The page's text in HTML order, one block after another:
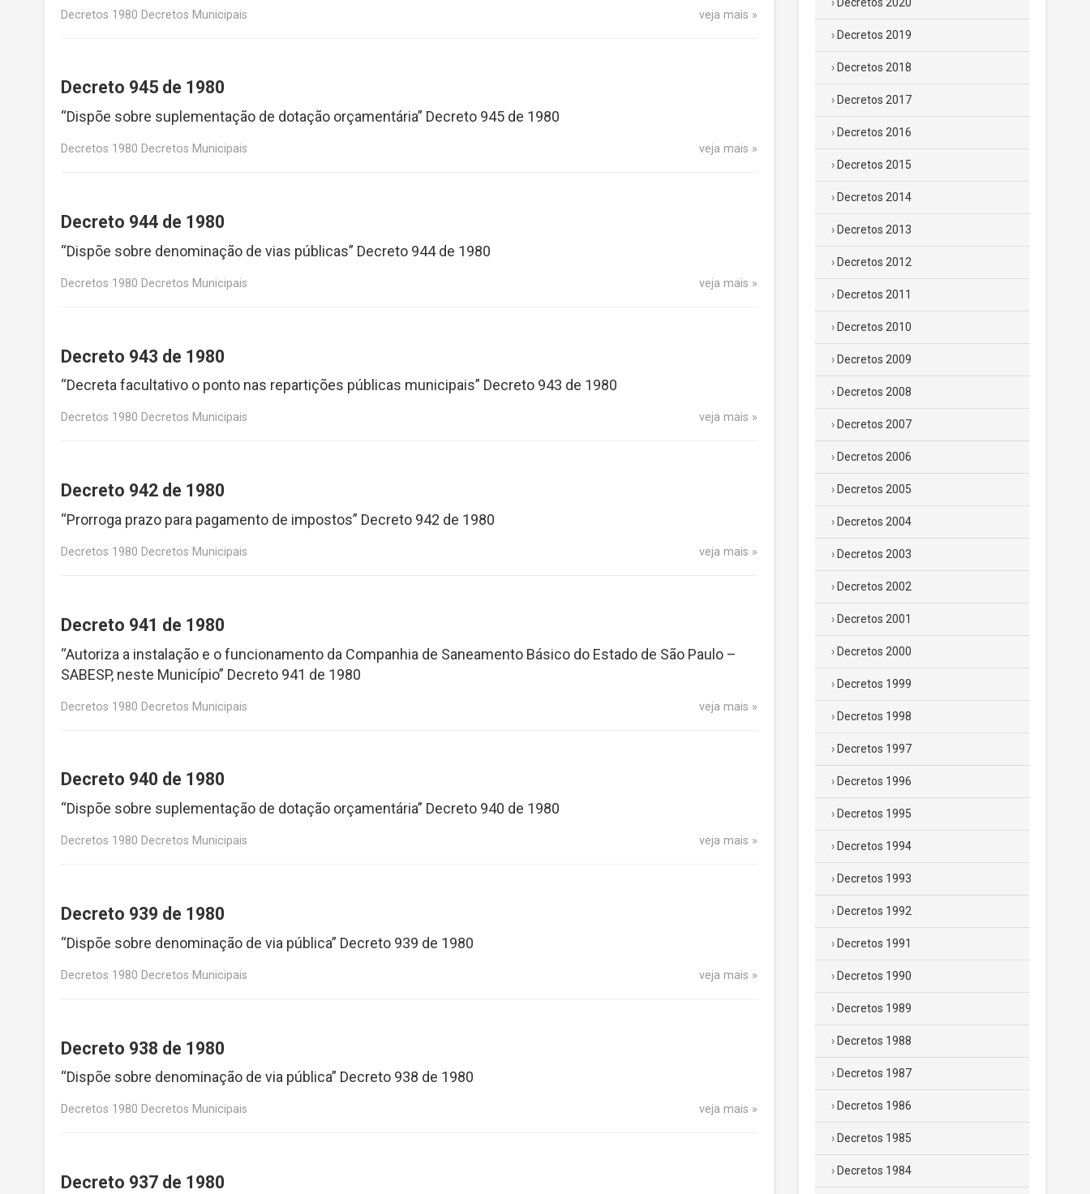
Decretos 1980 Decretos Municipais veja mais
Decreto 945 de 1980
“Dispõe sobre suplementação de dotação orçamentária” Decreto 945 de 1980
Decretos 1980 Decretos Municipais veja mais
Decreto 944 de 1980
“Dispõe sobre denominação de vias públicas” Decreto 944 de 1980
Decretos 1980 Decretos Municipais veja mais
Decreto 943 de 1980
“Decreta facultativo o ponto nas repartições públicas municipais” Decreto 943 de 1980
Decretos 1980 Decretos Municipais veja mais
Decreto 942 de 1980
“Prorroga prazo para pagamento de impostos” Decreto 942 de 1980
Decretos 1980 Decretos Municipais veja mais
Decreto 941 de 1980
“Autoriza a instalação e o funcionamento da Companhia de Saneamento Básico do Estado de São Paulo –
SABESP, neste Município” Decreto 941 de 1980
Decretos 1980 Decretos Municipais veja mais
Decreto 940 de 1980
“Dispõe sobre suplementação de dotação orçamentária” Decreto 940 de 1980
Decretos 1980 Decretos Municipais veja mais
Decreto 939 de 1980
“Dispõe sobre denominação de via pública” Decreto 939 de 1980
Decretos 1980 Decretos Municipais veja mais
Decreto 938 de 1980
“Dispõe sobre denominação de via pública” Decreto 938 de 1980
Decretos 1980 Decretos Municipais veja mais
Decreto 937 de 1980
Decretos 2019
Decretos 2018
Decretos 2017
Decretos 2016
Decretos 2015
Decretos 2014
Decretos 2013
Decretos 2012
Decretos 2011
Decretos 2010
Decretos 2009
Decretos 2008
Decretos 2007
Decretos 2006
Decretos 2005
Decretos 2004
Decretos 2003
Decretos 2002
Decretos 2001
Decretos 2000
Decretos 1999
Decretos 1998
Decretos 1997
Decretos 1996
Decretos 1995
Decretos 1994
Decretos 1993
Decretos 1992
Decretos 1991
Decretos 1990
Decretos 1989
Decretos 1988
Decretos 1987
Decretos 1986
Decretos 1985
Decretos 1984